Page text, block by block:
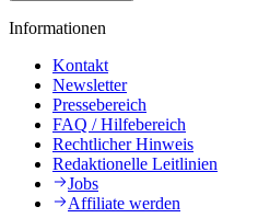
Informationen
Kontakt
Newsletter
Pressebereich
FAQ / Hilfebereich
Rechtlicher Hinweis
Redaktionelle Leitlinien
Jobs
Affiliate werden